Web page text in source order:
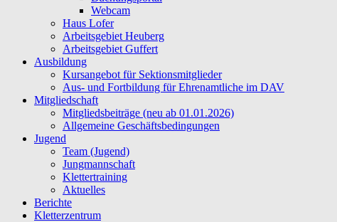
Webcam
Haus Lofer
Arbeitsgebiet Heuberg
Arbeitsgebiet Guffert
Ausbildung
Kursangebot für Sektionsmitglieder
Aus- und Fortbildung für Ehrenamtliche im DAV
Mitgliedschaft
Mitgliedsbeiträge (neu ab 01.01.2026)
Allgemeine Geschäftsbedingungen
Jugend
Team (Jugend)
Jungmannschaft
Klettertraining
Aktuelles
Berichte
Kletterzentrum